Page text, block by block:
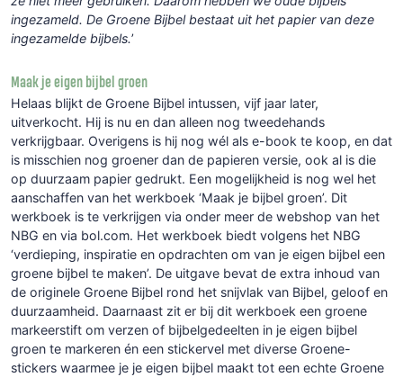
ingezameld. De Groene Bijbel bestaat uit het papier van deze
ingezamelde bijbels.’
Maak je eigen bijbel groen
Helaas blijkt de Groene Bijbel intussen, vijf jaar later,
uitverkocht. Hij is nu en dan alleen nog tweedehands
verkrijgbaar. Overigens is hij nog wél als e-book te koop, en dat
is misschien nog groener dan de papieren versie, ook al is die
op duurzaam papier gedrukt. Een mogelijkheid is nog wel het
aanschaffen van het werkboek ‘Maak je bijbel groen’. Dit
werkboek is te verkrijgen via onder meer de webshop van het
NBG en via bol.com. Het werkboek biedt volgens het NBG
‘verdieping, inspiratie en opdrachten om van je eigen bijbel een
groene bijbel te maken’. De uitgave bevat de extra inhoud van
de originele Groene Bijbel rond het snijvlak van Bijbel, geloof en
duurzaamheid. Daarnaast zit er bij dit werkboek een groene
markeerstift om verzen of bijbelgedeelten in je eigen bijbel
groen te markeren én een stickervel met diverse Groene-
stickers waarmee je je eigen bijbel maakt tot een echte Groene